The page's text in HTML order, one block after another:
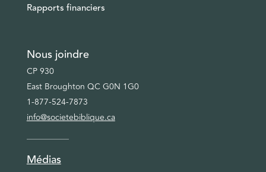
Rapports financiers
Nous joindre
CP 930
East Broughton QC G0N 1G0
1-877-524-7873
info@societebiblique.ca
Médias